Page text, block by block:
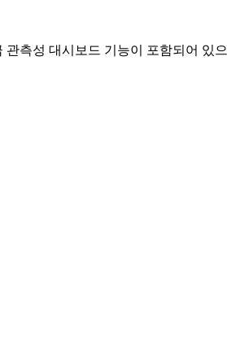
관측성 대시보드 기능이 포함되어 있으